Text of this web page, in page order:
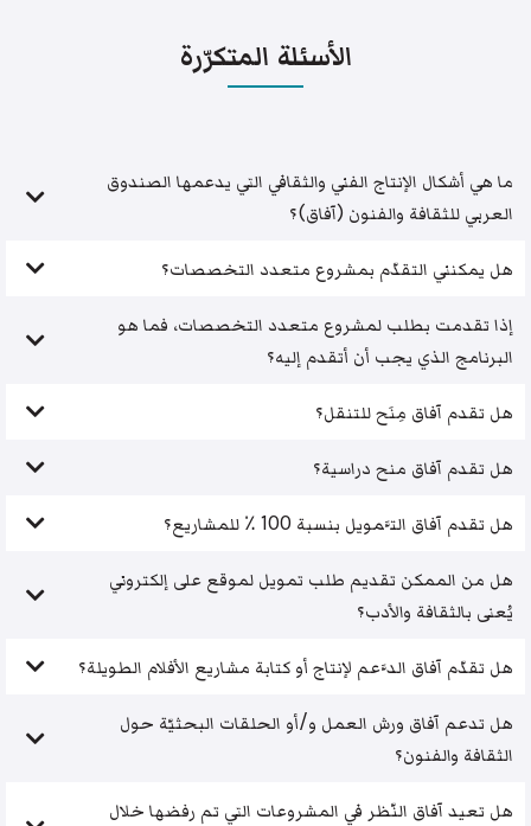
الأسئلة المتكرّرة
ما هي أشكال الإنتاج الفني والثقافي التي يدعمها الصندوق
العربي للثقافة والفنون (آفاق)؟
هل يمكنني التقدّم بمشروع متعدد التخصصات؟
إذا تقدمت بطلب لمشروع متعدد التخصصات، فما هو
البرنامج الذي يجب أن أتقدم إليه؟
هل تقدم آفاق مِنَح للتنقل؟
هل تقدم آفاق منح دراسية؟
هل تقدم آفاق التَّمويل بنسبة 100 ٪ للمشاريع؟
هل من الممكن تقديم طلب تمويل لموقع على إلكتروني
يُعنى بالثقافة والأدب؟
هل تقدّم آفاق الدَّعم لإنتاج أو كتابة مشاريع الأفلام الطويلة؟
هل تدعم آفاق ورش العمل و/أو الحلقات البحثيّة حول
الثقافة والفنون؟
هل تعيد آفاق النّظر في المشروعات التي تم رفضها خلال